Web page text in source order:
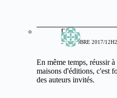
Dup
3 OCTOBRE 2017/
En même temps, réussir
maisons d'éditions, c'est
des auteurs invités.